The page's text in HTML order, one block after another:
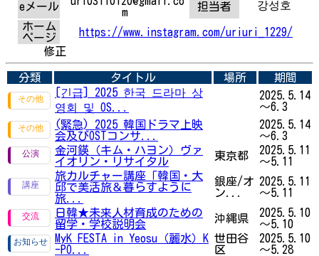
eメール
m
担当者
강성호
ホーム
ページ
https://www.instagram.com/uriuri_1229/
修正
分類 タイトル 場所
期間
[긴급] 2025 한국 드라마 상
영회 및 OS...
2025.5.14
～6.3
(緊急) 2025 韓国ドラマ上映
会及びOSTコンサ...
2025.5.14
～6.3
金河鍈（キム・ハヨン）ヴァ
イオリン・リサイタル
東京都
2025.5.11
～5.11
旅カルチャー講座「韓国・大
邱で美活旅＆暮らすように
旅...
銀座/オ
ン...
2025.5.11
～5.11
日韓★未来人材育成のための
留学・学校説明会
沖縄県
2025.5.10
～5.10
MyK FESTA in Yeosu（麗水）K
-PO...
世田谷
区
2025.5.10
～5.28